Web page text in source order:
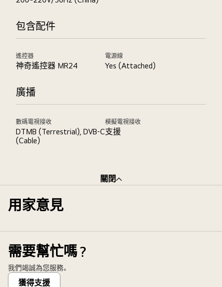
包含配件
遙控器
神奇遙控器 MR24
電源線
Yes (Attached)
廣播
數碼電視接收
DTMB (Terrestrial), DVB-C
(Cable)
模擬電視接收
支援
關閉
用家意見
需要幫忙嗎？
我們竭誠為您服務。
獲得支援